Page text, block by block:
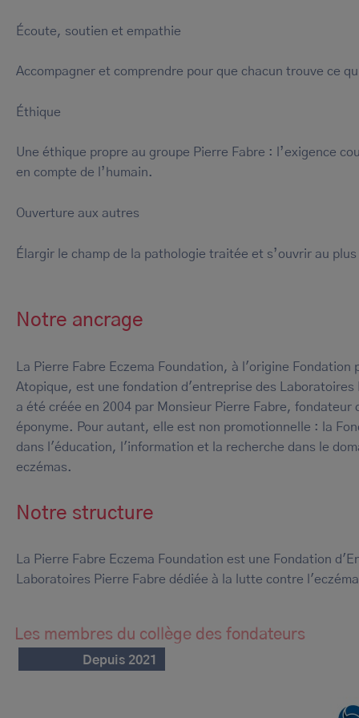
Écoute, soutien et empathie
Accompagner et comprendre pour que chacun trouve ce
Éthique
Une éthique propre au groupe Pierre Fabre : l’exigence
en compte de l’humain.
Ouverture aux autres
Élargir le champ de la pathologie traitée et s’ouvrir au
Notre ancrage
La Pierre Fabre Eczema Foundation, à l'origine Fondation
Atopique, est une fondation d'entreprise des Laboratoires
a été créée en 2004 par Monsieur Pierre Fabre, fondateur
éponyme. Pour autant, elle est non promotionnelle : la
dans l'éducation, l'information et la recherche dans le
eczémas.
Notre structure
La Pierre Fabre Eczema Foundation est une Fondation
Laboratoires Pierre Fabre dédiée à la lutte contre
Les membres du collège des fondateurs
Depuis 2021